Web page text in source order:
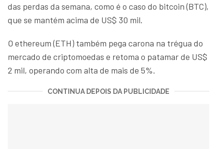
das perdas da semana, como é o caso do bitcoin (BTC),
que se mantém acima de US$ 30 mil.
O ethereum (ETH) também pega carona na trégua do
mercado de criptomoedas e retoma o patamar de US$
2 mil, operando com alta de mais de 5%.
CONTINUA DEPOIS DA PUBLICIDADE